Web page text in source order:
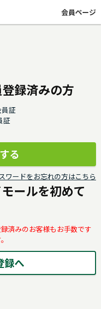
会員ページ
録済みの方
証
証
ワードをお忘れの方はこちら
ールを初めて
済みのお客様もお手数です